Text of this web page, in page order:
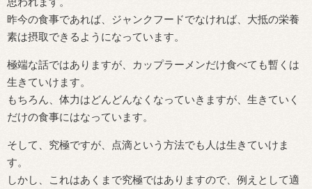
昨今の食事であれば、ジャンクフードでなければ、大抵の栄養
素は摂取できるようになっています。
極端な話ではありますが、カップラーメンだけ食べても暫くは
生きていけます。
もちろん、体力はどんどんなくなっていきますが、生きていく
だけの食事にはなっています。
そして、究極ですが、点滴という方法でも人は生きていけま
す。
しかし、これはあくまで究極ではありますので、例えとして適